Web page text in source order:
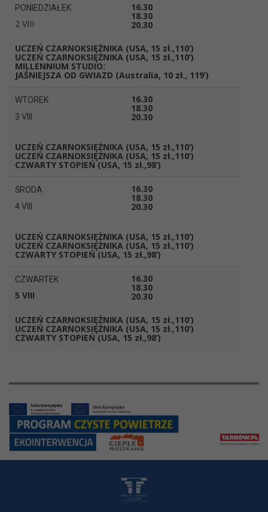
PONIEDZIAŁEK
2 VIII
16.30
18.30
20.30
UCZEŃ CZARNOKSIĘŻNIKA (USA, 15 zł.,110’)
UCZEŃ CZARNOKSIĘŻNIKA (USA, 15 zł.,110’)
MILLENNIUM STUDIO:
JAŚNIEJSZA OD GWIAZD (Australia, 10 zł., 119’)
WTOREK
3 VIII
16.30
18.30
20.30
UCZEŃ CZARNOKSIĘŻNIKA (USA, 15 zł.,110’)
UCZEŃ CZARNOKSIĘŻNIKA (USA, 15 zł.,110’)
CZWARTY STOPIEŃ(USA, 15 zł.,98’)
ŚRODA
4 VIII
16.30
18.30
20.30
UCZEŃ CZARNOKSIĘŻNIKA (USA, 15 zł.,110’)
UCZEŃ CZARNOKSIĘŻNIKA (USA, 15 zł.,110’)
CZWARTY STOPIEŃ(USA, 15 zł.,98’)
CZWARTEK
5 VIII
16.30
18.30
20.30
UCZEŃ CZARNOKSIĘŻNIKA (USA, 15 zł.,110’)
UCZEŃ CZARNOKSIĘŻNIKA (USA, 15 zł.,110’)
CZWARTY STOPIEŃ(USA, 15 zł.,98’)